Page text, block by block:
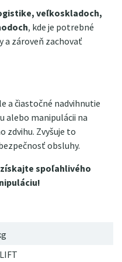
veľkoskladoch,
, kde je potrebné
a zároveň zachovať
a čiastočné nadvihnutie
alebo manipulácii na
zdvihu. Zvyšuje to
obsluhy.
získajte spoľahlivého